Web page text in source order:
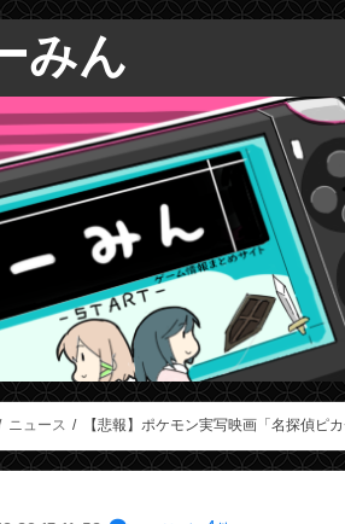
みん
ニュース 【悲報】ポケモン実写映画「名探偵ピ